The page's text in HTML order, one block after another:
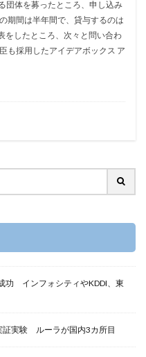
団体を募ったところ、申し込み
期間は半年間で、貸与するのは
をしたところ、次々と問い合わ
も採用したアイデアボックス ア
功 インフォシティやKDDI、東
証実験 ルーラが国内3カ所目